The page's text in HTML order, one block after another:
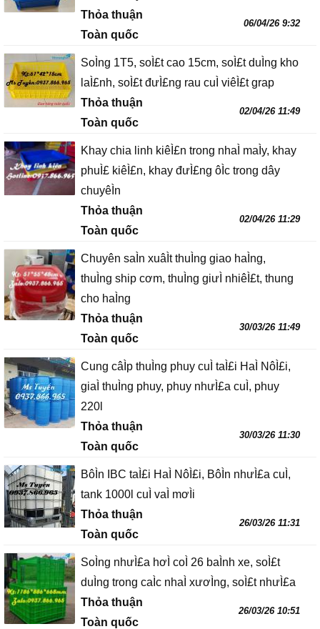
Thỏa thuận
Toàn quốc
06/04/26 9:32
SoÌng 1T5, soÌ£t cao 15cm, soÌ£t duÌng kho
laÌ£nh, soÌ£t đưÌ£ng rau cuÌ viêÌ£t grap
Thỏa thuận
Toàn quốc
02/04/26 11:49
Khay chia linh kiêÌ£n trong nhaÌ maÌy, khay
phuÌ£ kiêÌ£n, khay đưÌ£ng ôÌc trong dây
chuyêÌn
Thỏa thuận
Toàn quốc
02/04/26 11:29
Chuyên saÌn xuâÌt thuÌng giao haÌng,
thuÌng ship cơm, thuÌng giưÌ nhiêÌ£t, thung
cho haÌng
Thỏa thuận
Toàn quốc
30/03/26 11:49
Cung câÌp thuÌng phuy cuÌ taÌ£i HaÌ NôÌ£i,
giaÌ thuÌng phuy, phuy nhưÌ£a cuÌ, phuy
220l
Thỏa thuận
Toàn quốc
30/03/26 11:30
BôÌn IBC taÌ£i HaÌ NôÌ£i, BôÌn nhưÌ£a cuÌ,
tank 1000l cuÌ vaÌ mơÌi
Thỏa thuận
Toàn quốc
26/03/26 11:31
SoÌng nhưÌ£a hơÌ coÌ 26 baÌnh xe, soÌ£t
duÌng trong caÌc nhaÌ xươÌng, soÌ£t nhưÌ£a
Thỏa thuận
Toàn quốc
26/03/26 10:51